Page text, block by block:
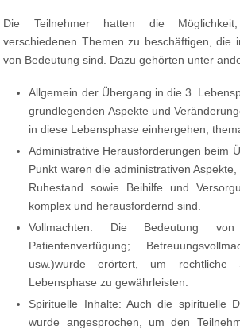
Die Teilnehmer hatten die
verschiedenen Themen zu beschäftigen, die
von Bedeutung sind. Dazu gehörten unter
Allgemein der Übergang in die 3.
grundlegenden Aspekte und
in diese Lebensphase einhergehen,
Administrative Herausforderungen beim
Punkt waren die administrativen
Ruhestand sowie Beihilfe und
komplex und herausfordernd sind.
Vollmachten: Die Bedeutung
Patientenverfügung;
usw.)wurde erörtert, um rechtliche
Lebensphase zu gewährleisten.
Spirituelle Inhalte: Auch die spirituelle
wurde angesprochen, um den